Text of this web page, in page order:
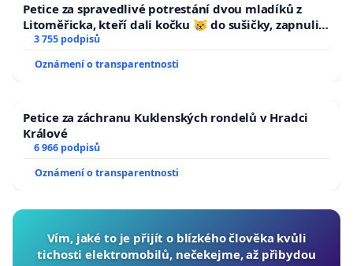
Petice za spravedlivé potrestání dvou mladíků z
Litoměřicka, kteří dali kočku 😿 do sušičky, zapnuli ji
a umírání zvířete natočili.
3 755 podpisů
Oznámení o transparentnosti
Petice za záchranu Kuklenských rondelů v Hradci
Králové
6 966 podpisů
Oznámení o transparentnosti
Vím, jaké to je přijít o blízkého člověka kvůli
tichosti elektromobilů, nečekejme, až přibydou